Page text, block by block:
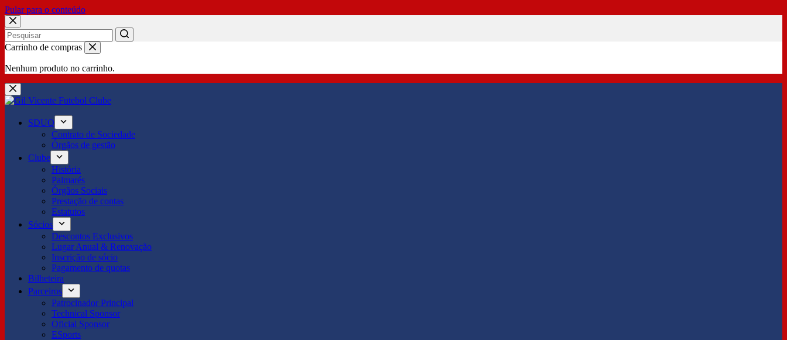
Pular para o conteúdo
No
Carrinho de compras
Nenhum produto no carrinho.
SDUQ
Contrato de Sociedade
Órgãos de gestão
Clube
História
Palmarés
Órgãos Sociais
Prestação de contas
Estatutos
Sócios
Descontos Exclusivos
Lugar Anual & Renovação
Inscrição de sócio
Pagamento de quotas
Bilheteira
Parceiros
Patrocinador Principal
Technical Sponsor
Oficial Sponsor
ESports